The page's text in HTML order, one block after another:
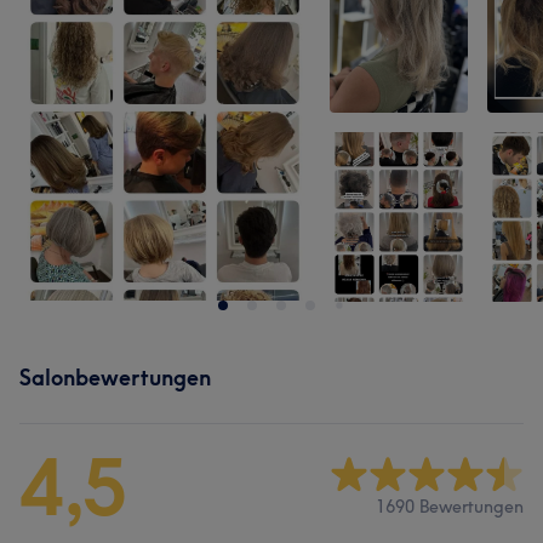
Salonbewertungen
4,5 1690 Bewertungen